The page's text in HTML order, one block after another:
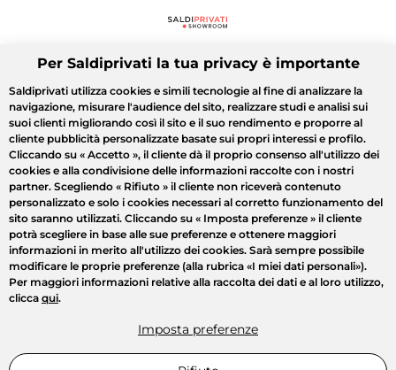
Per Saldiprivati la tua privacy è importante
Saldiprivati utilizza cookies e simili tecnologie al fine di analizzare la
navigazione, misurare l'audience del sito, realizzare studi e analisi sui
suoi clienti migliorando così il sito e il suo rendimento e proporre al
cliente pubblicità personalizzate basate sui propri interessi e profilo.
Cliccando su « Accetto », il cliente dà il proprio consenso all'utilizzo dei
cookies e alla condivisione delle informazioni raccolte con i nostri
partner. Scegliendo « Rifiuto » il cliente non riceverà contenuto
personalizzato e solo i cookies necessari al corretto funzionamento del
sito saranno utilizzati. Cliccando su « Imposta preferenze » il cliente
potrà scegliere in base alle sue preferenze e ottenere maggiori
informazioni in merito all'utilizzo dei cookies. Sarà sempre possibile
modificare le proprie preferenze (alla rubrica «I miei dati personali»).
Per maggiori informazioni relative alla raccolta dei dati e al loro utilizzo,
clicca qui.
Imposta preferenze